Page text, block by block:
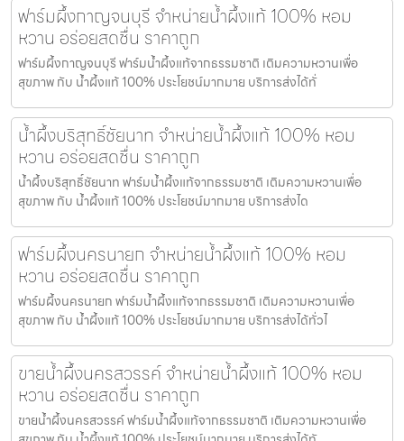
ฟาร์มผึ้งกาญจนบุรี จำหน่ายน้ำผึ้งแท้ 100% หอม
หวาน อร่อยสดชื่น ราคาถูก
ฟาร์มผึ้งกาญจนบุรี ฟาร์มน้ำผึ้งแท้จากธรรมชาติ เติมความหวานเพื่อ
สุขภาพ กับ น้ำผึ้งแท้ 100% ประโยชน์มากมาย บริการส่งได้ทั่
น้ำผึ้งบริสุทธิ์ชัยนาท จำหน่ายน้ำผึ้งแท้ 100% หอม
หวาน อร่อยสดชื่น ราคาถูก
น้ำผึ้งบริสุทธิ์ชัยนาท ฟาร์มน้ำผึ้งแท้จากธรรมชาติ เติมความหวานเพื่อ
สุขภาพ กับ น้ำผึ้งแท้ 100% ประโยชน์มากมาย บริการส่งได
ฟาร์มผึ้งนครนายก จำหน่ายน้ำผึ้งแท้ 100% หอม
หวาน อร่อยสดชื่น ราคาถูก
ฟาร์มผึ้งนครนายก ฟาร์มน้ำผึ้งแท้จากธรรมชาติ เติมความหวานเพื่อ
สุขภาพ กับ น้ำผึ้งแท้ 100% ประโยชน์มากมาย บริการส่งได้ทั่วไ
ขายน้ำผึ้งนครสวรรค์ จำหน่ายน้ำผึ้งแท้ 100% หอม
หวาน อร่อยสดชื่น ราคาถูก
ขายน้ำผึ้งนครสวรรค์ ฟาร์มน้ำผึ้งแท้จากธรรมชาติ เติมความหวานเพื่อ